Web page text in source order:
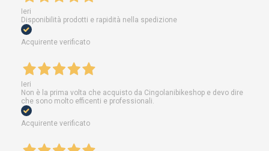
Ieri
Disponibilità prodotti e rapidità nella spedizione
Acquirente verificato
Ieri
Non è la prima volta che acquisto da Cingolanibikeshop e devo dire
che sono molto efficenti e professionali.
Acquirente verificato